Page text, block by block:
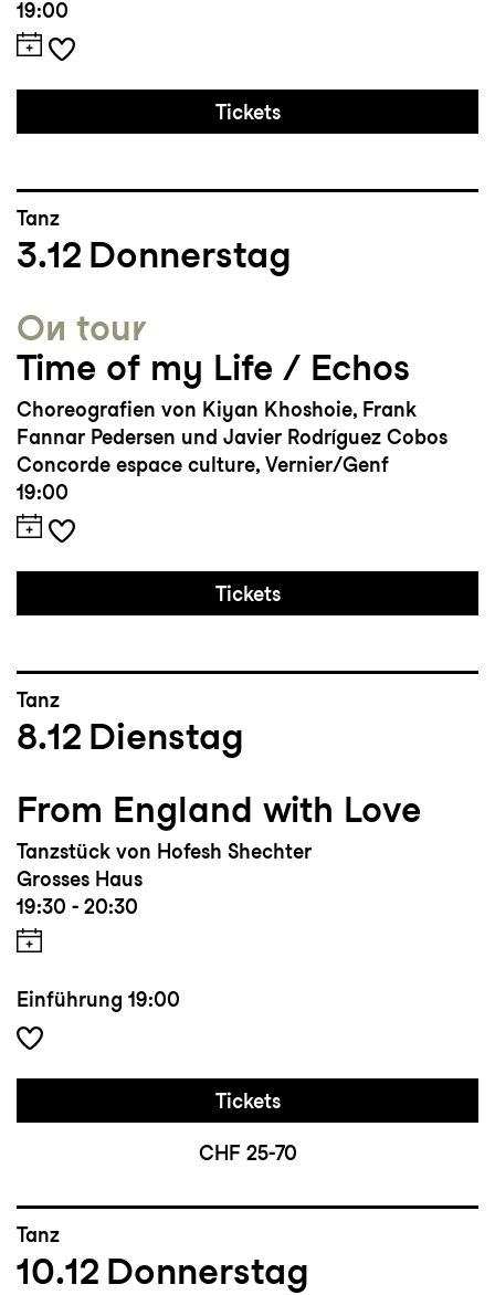
19:00
Tickets
Tanz
3.12 Donnerstag
On tour
Time of my Life / Echos
Choreografien von Kiyan Khoshoie, Frank
Fannar Pedersen und Javier Rodríguez Cobos
Concorde espace culture, Vernier/Genf
19:00
Tickets
Tanz
8.12 Dienstag
From England with Love
Tanzstück von Hofesh Shechter
Grosses Haus
19:30 - 20:30
Einführung 19:00
Tickets
CHF 25-70
Tanz
10.12 Donnerstag